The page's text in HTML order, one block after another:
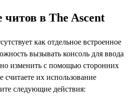
читов в The Ascent
как отдельное встроенное
вызывать консоль для ввода
изменить с помощью сторонних
их использование
следующие действия: